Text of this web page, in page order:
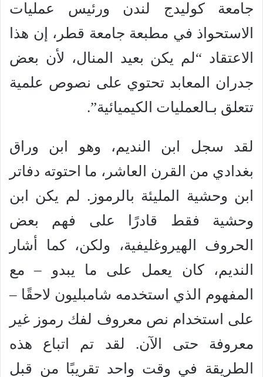
جامعة كوليدج لندن ورئيس عمليات
الاستحواذ في مطبعة جامعة قطر، إن هذا
الاعتقاد “لم يكن بعيد المنال، لأن بعض
جدران المعابد تحتوي على نصوص علمية
تتعلق بـالعمليات الكيميائية”.
لقد سجل ابن النديم، وهو ابن وراق
بغدادي من القرن العاشر، ما احتوته دفاتر
ابن وحشية المليئة بالرموز. لم يكن ابن
وحشية فقط قادرًا على فهم بعض
الحروف الهيروغليفية، ولكن، كما أشار
النديم، كان يعمل على ما يبدو – مع
المفهوم الذي استخدمه شامبليون لاحقًا –
على استخدام نص معروف لفك رموز غير
معروفة حتى الآن. لقد تم اتباع هذه
الطريقة في وقت واحد تقريبًا من قبل